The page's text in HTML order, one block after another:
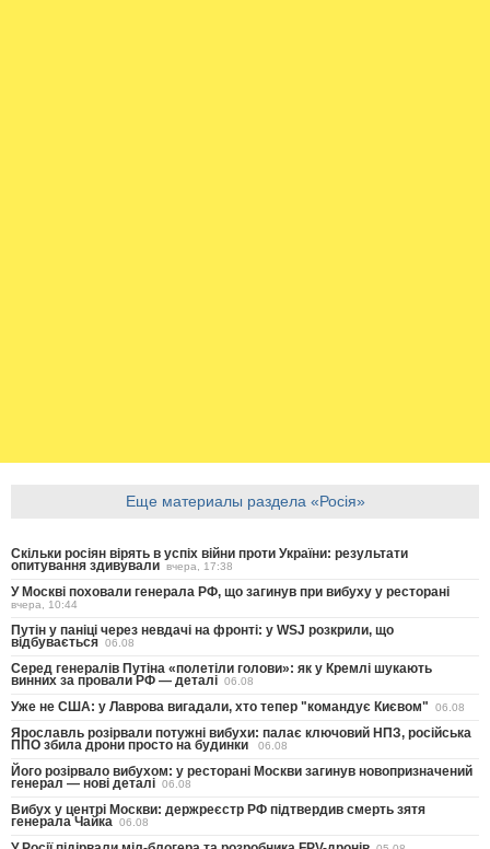
Еще материалы раздела «Росія»
Скільки росіян вірять в успіх війни проти України: результати
опитування здивували вчера, 17:38
У Москві поховали генерала РФ, що загинув при вибуху у ресторані
вчера, 10:44
Путін у паніці через невдачі на фронті: у WSJ розкрили, що
відбувається 06.08
Серед генералів Путіна «полетіли голови»: як у Кремлі шукають
винних за провали РФ — деталі 06.08
Уже не США: у Лаврова вигадали, хто тепер "командує Києвом" 06.08
Ярославль розірвали потужні вибухи: палає ключовий НПЗ, російська
ППО збила дрони просто на будинки 06.08
Його розірвало вибухом: у ресторані Москви загинув новопризначений
генерал — нові деталі 06.08
Вибух у центрі Москви: держреєстр РФ підтвердив смерть зятя
генерала Чайка 06.08